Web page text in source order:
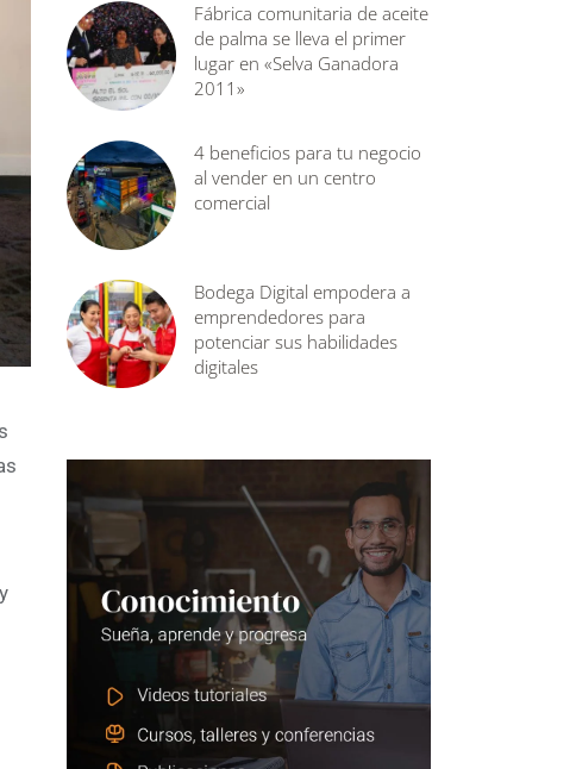
Fábrica comunitaria de aceite
de palma se lleva el primer
lugar en «Selva Ganadora
2011»
4 beneficios para tu negocio
al vender en un centro
comercial
Bodega Digital empodera a
emprendedores para
potenciar sus habilidades
digitales